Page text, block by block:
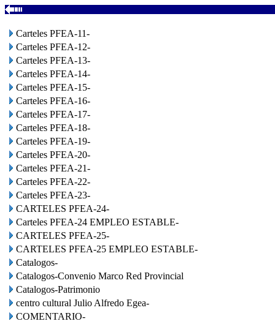
Carteles PFEA-11-
Carteles PFEA-12-
Carteles PFEA-13-
Carteles PFEA-14-
Carteles PFEA-15-
Carteles PFEA-16-
Carteles PFEA-17-
Carteles PFEA-18-
Carteles PFEA-19-
Carteles PFEA-20-
Carteles PFEA-21-
Carteles PFEA-22-
Carteles PFEA-23-
CARTELES PFEA-24-
Carteles PFEA-24 EMPLEO ESTABLE-
CARTELES PFEA-25-
CARTELES PFEA-25 EMPLEO ESTABLE-
Catalogos-
Catalogos-Convenio Marco Red Provincial
Catalogos-Patrimonio
centro cultural Julio Alfredo Egea-
COMENTARIO-